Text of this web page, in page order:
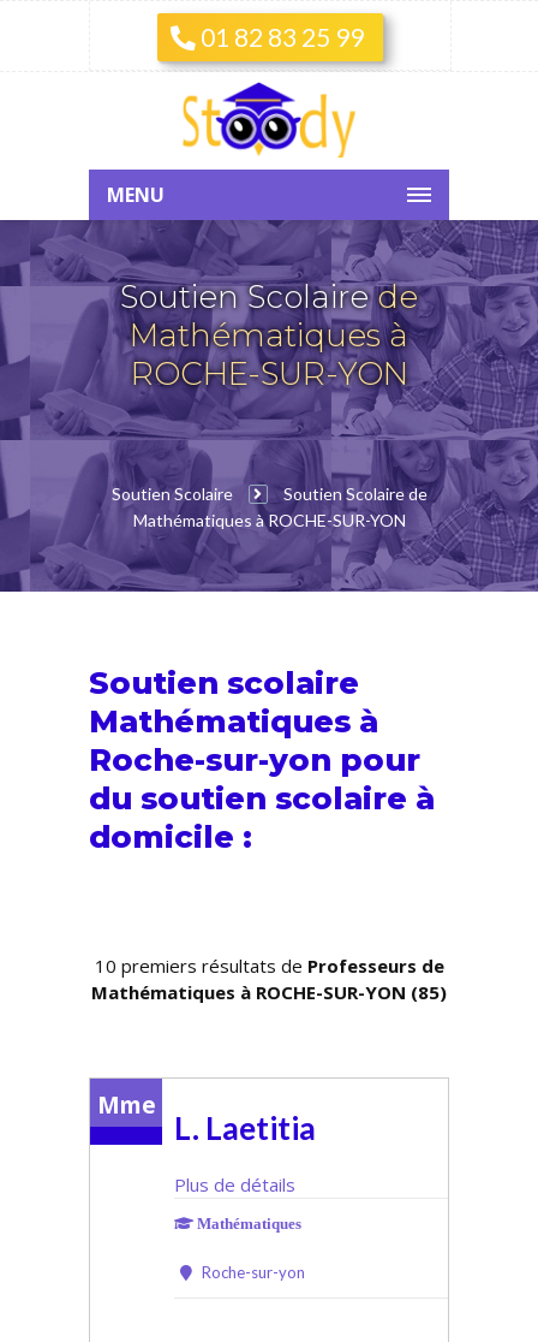
01 82 83 25 99
MENU
Soutien Scolairede
Mathématiques à
ROCHE-SUR-YON
Soutien Scolaire
Soutien Scolaire de
Mathématiques à ROCHE-SUR-YON
Soutien scolaire
Mathématiques à
Roche-sur-yon pour
du soutien scolaire à
domicile :
10 premiers résultats de Professeurs de
Mathématiques à ROCHE-SUR-YON (85)
Mme
L. Laetitia
Plus de détails
Mathématiques
Roche-sur-yon